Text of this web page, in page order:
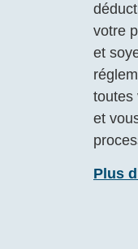
votre
et
toutes
et
Plus